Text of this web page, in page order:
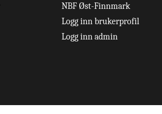
NBF Øst-Finnmark
Logg inn brukerprofil
Logg inn admin